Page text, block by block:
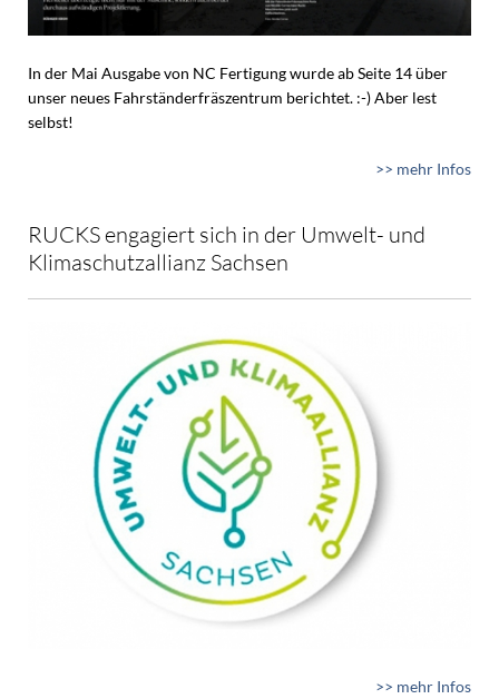
In der Mai Ausgabe von NC Fertigung wurde ab Seite 14 über
unser neues Fahrständerfräszentrum berichtet. :-) Aber lest
selbst!
>> mehr Infos
RUCKS engagiert sich in der Umwelt- und
Klimaschutzallianz Sachsen
>> mehr Infos